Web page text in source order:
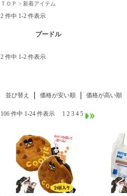
ＴＯＰ > 新着アイテム
2 件中 1-2 件表示
プードル
2 件中 1-2 件表示
並び替え 価格が安い順 価格が高い順
106 件中 1-24 件表示 1 2 3 4 5